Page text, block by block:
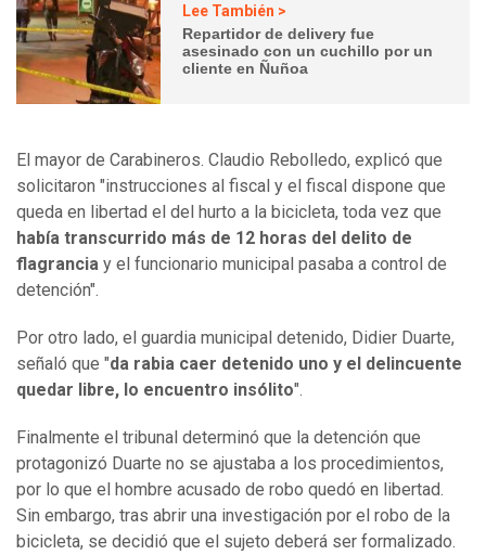
Lee También >
Repartidor de delivery fue
asesinado con un cuchillo por un
cliente en Ñuñoa
El mayor de Carabineros. Claudio Rebolledo, explicó que
solicitaron "instrucciones al fiscal y el fiscal dispone que
queda en libertad el del hurto a la bicicleta, toda vez que
había transcurrido más de 12 horas del delito de
flagrancia y el funcionario municipal pasaba a control de
detención".
Por otro lado, el guardia municipal detenido, Didier Duarte,
señaló que "da rabia caer detenido uno y el delincuente
quedar libre, lo encuentro insólito".
Finalmente el tribunal determinó que la detención que
protagonizó Duarte no se ajustaba a los procedimientos,
por lo que el hombre acusado de robo quedó en libertad.
Sin embargo, tras abrir una investigación por el robo de la
bicicleta, se decidió que el sujeto deberá ser formalizado.